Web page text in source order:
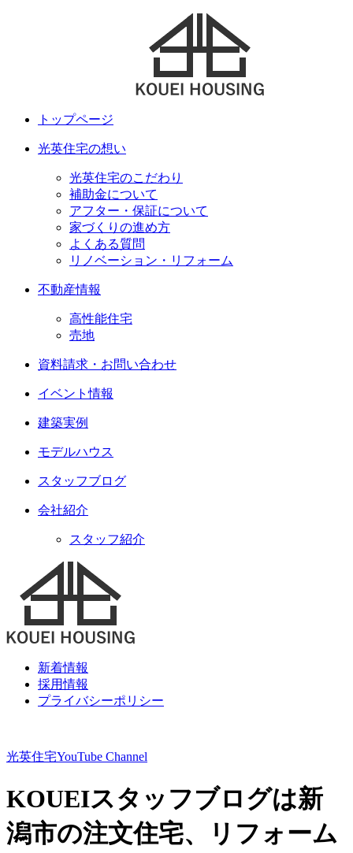
トップページ
光英住宅の想い
光英住宅のこだわり
補助金について
アフター・保証について
家づくりの進め方
よくある質問
リノベーション・リフォーム
不動産情報
高性能住宅
売地
資料請求・お問い合わせ
イベント情報
建築実例
モデルハウス
スタッフブログ
会社紹介
スタッフ紹介
新着情報
採用情報
プライバシーポリシー
光英住宅YouTube Channel
KOUEIスタッフブログは新
潟市の注文住宅、リフォーム